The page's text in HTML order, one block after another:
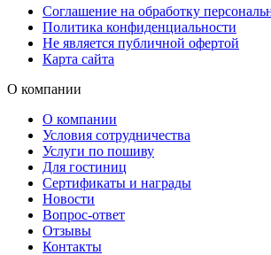
Соглашение на обработку
Политика конфиденциальности
Не является публичной офертой
Карта сайта
О компании
О компании
Условия сотрудничества
Услуги по пошиву
Для гостиниц
Сертификаты и награды
Новости
Вопрос-ответ
Отзывы
Контакты